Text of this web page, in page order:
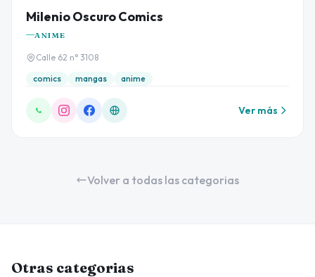
Milenio Oscuro Comics
ANIME
Calle 62 n° 3108
comics
mangas anime
Ver más
Volver a todas las categorias
Otras categorias